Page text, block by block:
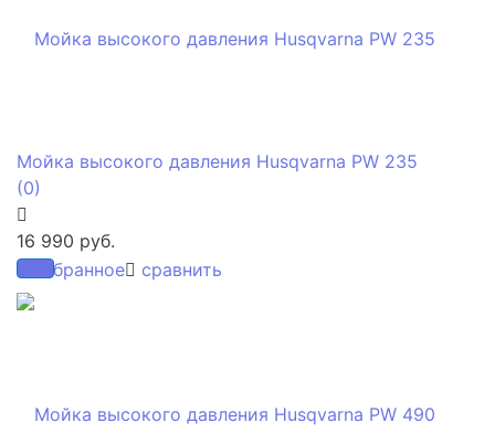
избранное сравнить
Мойка высокого давления Husqvarna PW 235
(0)
16 990 руб.